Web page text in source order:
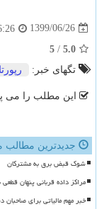
1399/06/26
5.0
/
5
تگهای خبر:
این مطلب را می
جدیدترین مطالب
شوک قبض برق به مشترکان
مراکز داده قربانی پنهان
خبر مهم مالیاتی برای صاحبان